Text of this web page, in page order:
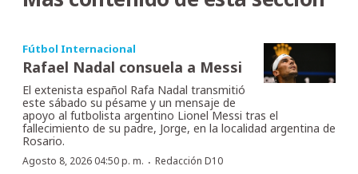
Fútbol Internacional
Rafael Nadal consuela a Messi
El extenista español Rafa Nadal transmitió
este sábado su pésame y un mensaje de
apoyo al futbolista argentino Lionel Messi tras el
fallecimiento de su padre, Jorge, en la localidad argentina de
Rosario.
Agosto 8, 2026 04:50 p. m. · Redacción D10